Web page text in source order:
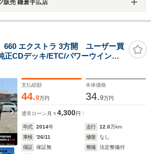
販売 鎌倉手広店
エクストラ 3方開 ユーザー買
正CDデッキ/ETC/パワーウインド
/フロントフォグライト/ライトレベ
支払総額
44.9万円
本体価格
34.9万円
通常ローン 月々4,300円
年式 2014年 走行 12.0万km
車検
'26/11 修復
なし
保証
保証無 整備
法定整備付